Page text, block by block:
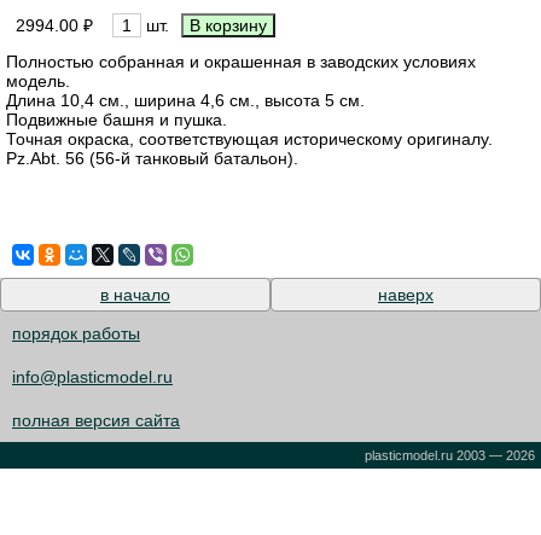
2994.00 ₽
шт.
Полностью собранная и окрашенная в заводских условиях
модель.
Длина 10,4 см., ширина 4,6 см., высота 5 см.
Подвижные башня и пушка.
Точная окраска, соответствующая историческому оригиналу.
Pz.Abt. 56 (56-й танковый батальон).
в начало
наверх
порядок работы
info@plasticmodel.ru
полная версия сайта
plasticmodel.ru 2003 — 2026